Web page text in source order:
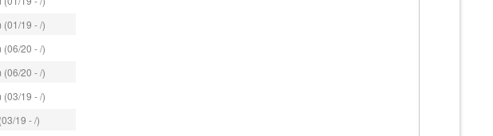
(01/19 - /)
(06/20 - /)
(06/20 - /)
(03/19 - /)
19 - /)